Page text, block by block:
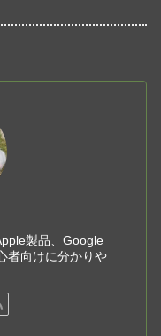
製品、Google
者向けに分かりや